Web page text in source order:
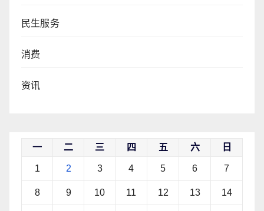
民生服务
消费
资讯
一 二 三 四 五 六 日
1 2 3 4 5 6 7
8 9 10 11 12 13 14